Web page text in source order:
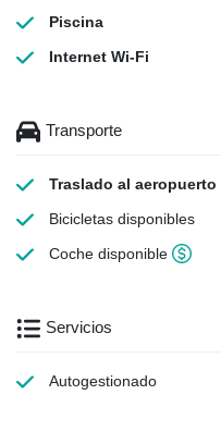
Piscina
Internet Wi-Fi
Transporte
Traslado al aeropuerto
Bicicletas disponibles
Coche disponible
Servicios
Autogestionado